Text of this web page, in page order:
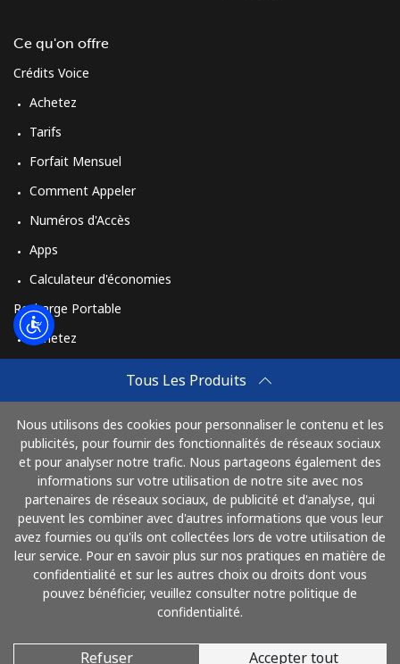
Tous Les Produits
Nous utilisons des cookies pour personnaliser le contenu et les
publicités, pour fournir des fonctionnalités de réseaux sociaux
et pour analyser notre trafic. Nous partageons également des
informations sur votre utilisation de notre site avec nos
partenaires de réseaux sociaux, de publicité et d'analyse, qui
peuvent les combiner avec d'autres informations que vous leur
avez fournies ou qu'ils ont collectées lors de votre utilisation de
leur service. Pour en savoir plus sur nos pratiques en matière de
confidentialité et sur les autres choix ou droits dont vous
pouvez bénéficier, veuillez consulter notre politique de
confidentialité.
Refuser Accepter tout
Ce qu'on offre
Crédits Voice
Achetez
Tarifs
Forfait Mensuel
Comment Appeler
Numéros d'Accès
Apps
Calculateur d'économies
Recharge Portable
Achetez
Achetez
Mode de fonctionnement
Payez avec